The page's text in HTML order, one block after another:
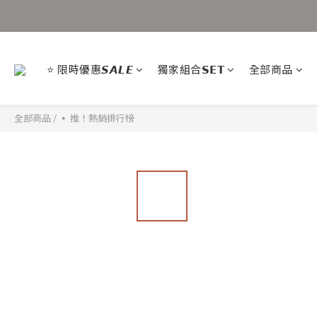
⭐ 限時優惠𝙎𝘼𝙇𝙀 獨家組合𝗦𝗘𝗧 全部商品
全部商品 / ▪ 推！熱銷排行榜